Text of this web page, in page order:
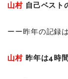
山村自己ベスト
ーー昨年の記録
山村昨年は4時